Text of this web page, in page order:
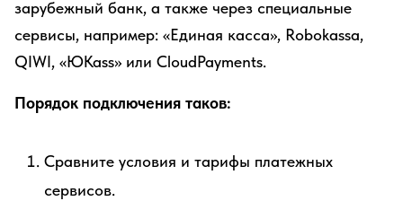
зарубежный банк, а также через специальные
сервисы, например: «Единая касса», Robokassa,
QIWI, «ЮKass» или CloudPayments.
Порядок подключения таков:
Сравните условия и тарифы платежных
сервисов.